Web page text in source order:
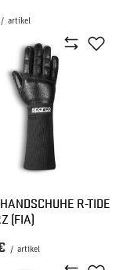
/ artikel
R-TIDE
(FIA)
/ artikel